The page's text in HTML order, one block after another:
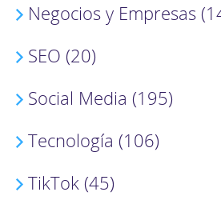
Negocios y Empresas
SEO (20)
Social Media (195)
Tecnología (106)
TikTok (45)